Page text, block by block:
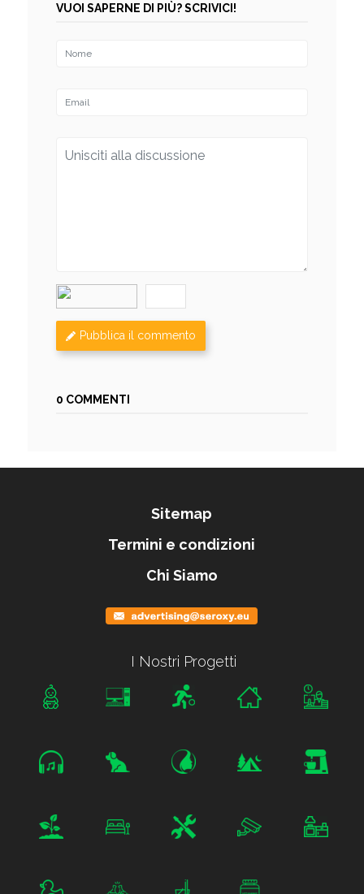
VUOI SAPERNE DI PIÙ? SCRIVICI!
Pubblica il commento
0 COMMENTI
Sitemap
Termini e condizioni
Chi Siamo
I Nostri Progetti